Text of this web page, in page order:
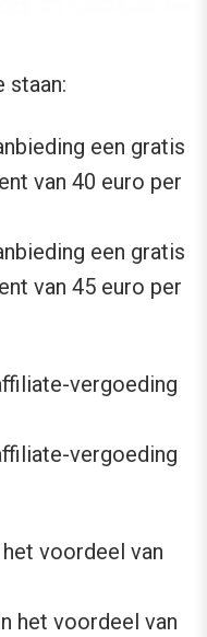
staan:
een gratis
van 40 euro per
een gratis
van 45 euro per
vergoeding
vergoeding
voordeel van
het voordeel van